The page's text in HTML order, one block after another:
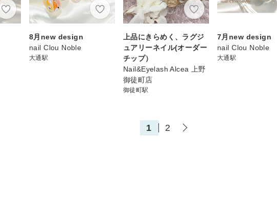
8月new design
nail Clou Noble
大通駅
上品にきらめく、ラグジ
ュアリーネイル(オーダー
チップ）
Nail&Eyelash Alcea 上野
御徒町店
御徒町駅
7月new design
nail Clou Noble
大通駅
1 2